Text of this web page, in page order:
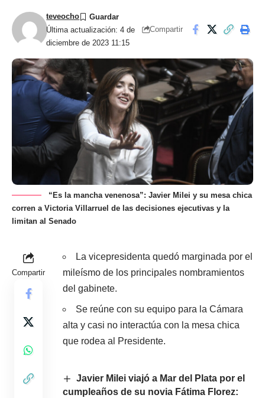
Última actualización: 4 de
diciembre de 2023 11:15
teveocho
Compartir
“Es la mancha venenosa”: Javier Milei y su mesa chica
corren a Victoria Villarruel de las decisiones ejecutivas y la
limitan al Senado
Compartir
La vicepresidenta quedó marginada por el
mileísmo de los principales nombramientos
del gabinete.
Se reúne con su equipo para la Cámara
alta y casi no interactúa con la mesa chica
que rodea al Presidente.
Javier Milei viajó a Mar del Plata por el
cumpleaños de su novia Fátima Florez: